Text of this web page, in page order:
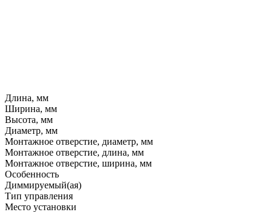
Длина, мм
Ширина, мм
Высота, мм
Диаметр, мм
Монтажное отверстие, диаметр, мм
Монтажное отверстие, длина, мм
Монтажное отверстие, ширина, мм
Особенность
Диммируемый(ая)
Тип управления
Место установки